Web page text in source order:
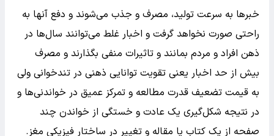
خبرها به سرعت تولید، مصرف و جذب می‌شوند و دفع آنها به
راحتی صورت نخواهد گرفت و اخبار غلط می‌توانند سال‌ها در
ذهن افراد و مردم بمانند و تاثیرات منفی بگذارند و مصرف
بیش از حد اخبار یعنی تقویت توانایی ذهنی در تندخوانی ولی
به قیمت تضعیف قدرت مطالعه و تمرکز عمیق در خواندنی‌ها و
در نتیجه شکل‌گیری یک عادت و خستگی از خواندن چند
صفحه از یک کتاب یا مقاله و تغییر در ساختار فیزیکی مغز.